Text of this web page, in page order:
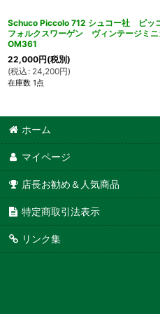
Schuco Piccolo 712 シュコー社 ピッ
フォルクスワーゲン ヴィンテージミ
OM361
22,000円(税別)
(税込 : 24,200円)
在庫数 1点
ホーム
マイページ
店長お勧め＆人気商品
特定商取引法表示
リンク集